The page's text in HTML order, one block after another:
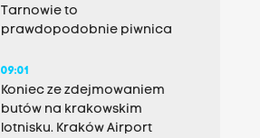
Tarnowie to
prawdopodobnie piwnica
09:01
Koniec ze zdejmowaniem
butów na krakowskim
lotnisku. Kraków Airport